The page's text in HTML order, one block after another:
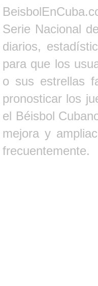
Serie Nacional
diarios,
para que los
o sus estrellas
pronosticar los
el Béisbol
mejora y
frecuentemente.